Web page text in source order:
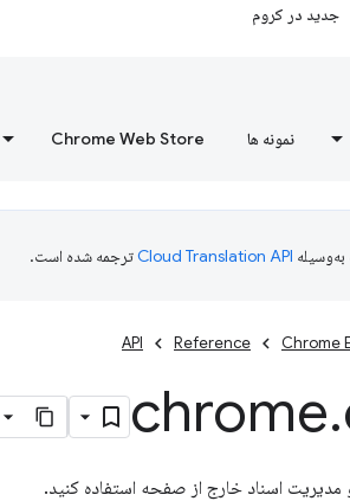
جدید در کروم
نمونه ها Chrome Web Store
ترجمه شده است.
Chrome
Reference
API
chrome.
مدیریت اسناد خارج از صفحه استفاده کنید.